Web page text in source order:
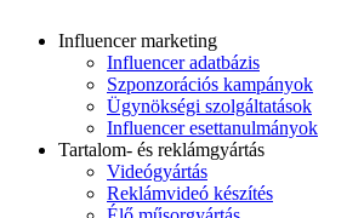
Influencer marketing
Influencer adatbázis
Szponzorációs kampányok
Ügynökségi szolgáltatások
Influencer esettanulmányok
Tartalom- és reklámgyártás
Videógyártás
Reklámvideó készítés